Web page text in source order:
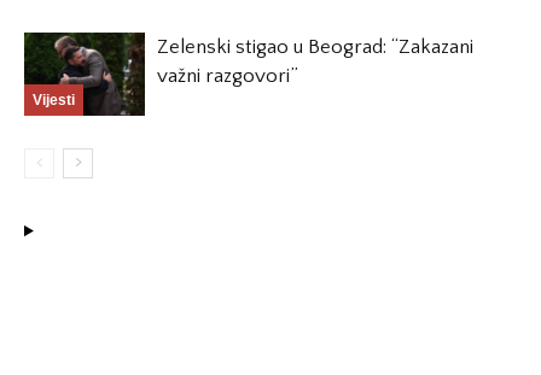
Vijesti
Zelenski stigao u Beograd: “Zakazani
važni razgovori”